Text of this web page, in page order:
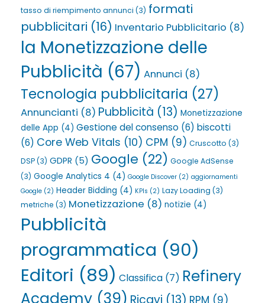
tasso di riempimento annunci (3) formati
pubblicitari (16) Inventario Pubblicitario (8)
la Monetizzazione delle
Pubblicità (67) Annunci (8)
Tecnologia pubblicitaria (27)
Annuncianti (8) Pubblicità (13) Monetizzazione
delle App (4) Gestione del consenso (6) biscotti
(6) Core Web Vitals (10) CPM (9) Cruscotto (3)
DSP(3) GDPR (5) Google (22) Google AdSense
(3) Google Analytics 4 (4) Google Discover (2) aggiornamenti
Google (2) Header Bidding (4) KPIs (2) Lazy Loading (3)
metriche (3) Monetizzazione (8) notizie (4)
Pubblicità
programmatica (90)
Editori (89) Classifica (7) Refinery
Academy (39)